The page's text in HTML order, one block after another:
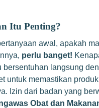
Itu Penting?
awal, apakah
perlu banget!
bersentuhan langsung
untuk memastikan
Izin dari badan yang
Obat dan